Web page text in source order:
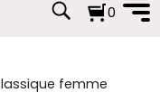
0
femme